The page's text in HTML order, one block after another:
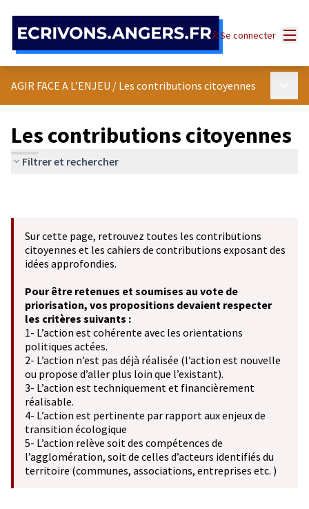
Se connecter
AGIR FACE A L’ENJEU / Les contributions citoyennes
Les contributions citoyennes
Filtrer et rechercher
Sur cette page, retrouvez toutes les contributions
citoyennes et les cahiers de contributions exposant des
idées approfondies.
Pour être retenues et soumises au vote de
priorisation, vos propositions devaient respecter
les critères suivants :
1- L’action est cohérente avec les orientations
politiques actées.
2- L’action n’est pas déjà réalisée (l’action est nouvelle
ou propose d’aller plus loin que l’existant).
3- L’action est techniquement et financièrement
réalisable.
4- L’action est pertinente par rapport aux enjeux de
transition écologique
5- L’action relève soit des compétences de
l’agglomération, soit de celles d’acteurs identifiés du
territoire (communes, associations, entreprises etc. )